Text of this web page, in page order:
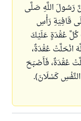
رَسُولَ اللَّهِ صَلَّى
قَافِيَةِ رَأْسِ
كُلَّ عُقْدَةٍ عَلَيْكَ
انْحَلَّتْ عُقْدَةٌ،
عُقْدَةٌ، فَأَصْبَحَ
كَسْلَانَ).